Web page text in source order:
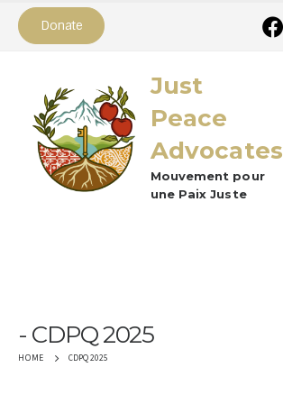
Donate
Just
Peace
Advocates
Mouvement pour
une Paix Juste
CDPQ 2025
HOME CDPQ 2025